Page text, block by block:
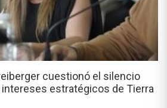
cuestionó el silencio
intereses estratégicos de Tierra